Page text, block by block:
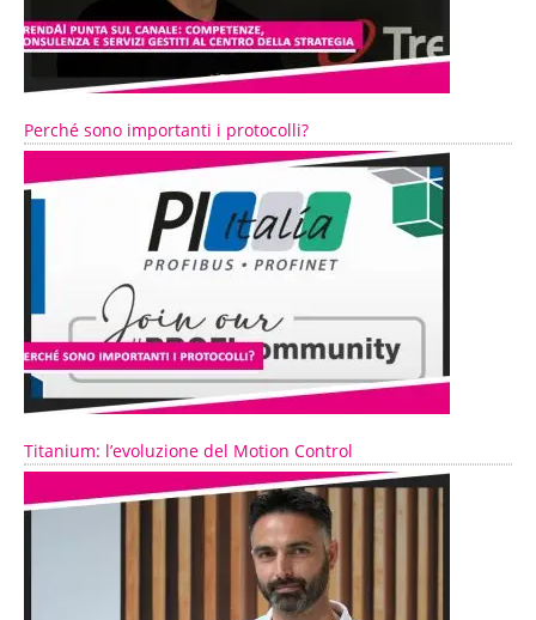
Perché sono importanti i protocolli?
Titanium: l’evoluzione del Motion Control